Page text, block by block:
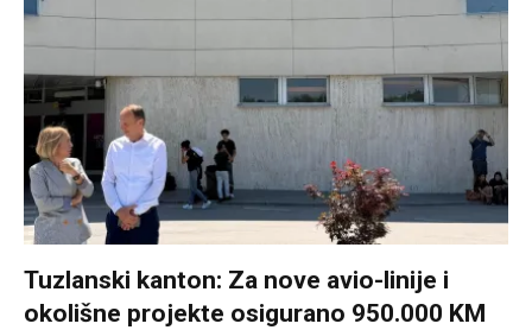
Tuzlanski kanton: Za nove avio-linije i
okolišne projekte osigurano 950.000 KM